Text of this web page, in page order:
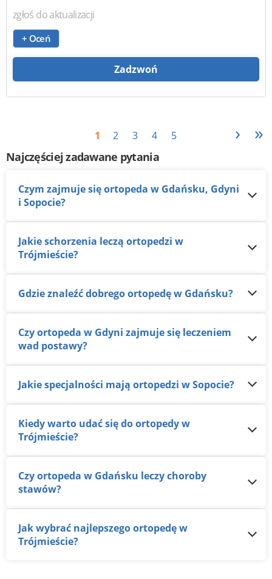
zgłoś do aktualizacji
+ Oceń
Zadzwoń
1 2 3 4 5 › »
Najczęściej zadawane pytania
Czym zajmuje się ortopeda w Gdańsku, Gdyni
i Sopocie?
Jakie schorzenia leczą ortopedzi w
Trójmieście?
Gdzie znaleźć dobrego ortopedę w Gdańsku?
Czy ortopeda w Gdyni zajmuje się leczeniem
wad postawy?
Jakie specjalności mają ortopedzi w Sopocie?
Kiedy warto udać się do ortopedy w
Trójmieście?
Czy ortopeda w Gdańsku leczy choroby
stawów?
Jak wybrać najlepszego ortopedę w
Trójmieście?